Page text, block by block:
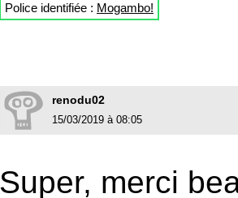
Police identifiée : Mogambo!
renodu02
15/03/2019 à 08:05
Super, merci